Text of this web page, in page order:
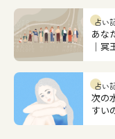
占い
あな
｜冥
占い
次の
すい